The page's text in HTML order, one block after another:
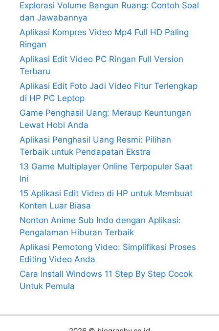
Explorasi Volume Bangun Ruang: Contoh Soal
dan Jawabannya
Aplikasi Kompres Video Mp4 Full HD Paling
Ringan
Aplikasi Edit Video PC Ringan Full Version
Terbaru
Aplikasi Edit Foto Jadi Video Fitur Terlengkap
di HP PC Leptop
Game Penghasil Uang: Meraup Keuntungan
Lewat Hobi Anda
Aplikasi Penghasil Uang Resmi: Pilihan
Terbaik untuk Pendapatan Ekstra
13 Game Multiplayer Online Terpopuler Saat
Ini
15 Aplikasi Edit Video di HP untuk Membuat
Konten Luar Biasa
Nonton Anime Sub Indo dengan Aplikasi:
Pengalaman Hiburan Terbaik
Aplikasi Pemotong Video: Simplifikasi Proses
Editing Video Anda
Cara Install Windows 11 Step By Step Cocok
Untuk Pemula